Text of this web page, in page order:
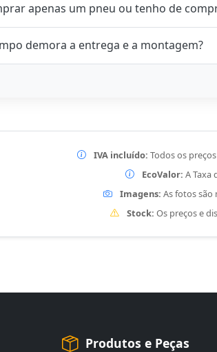
apenas um pneu ou tenho de
demora a entrega e a montagem?
IVA incluído: Todos os
EcoValor: A Taxa
Imagens: As fotos são
Stock: Os preços e
Produtos e Peças